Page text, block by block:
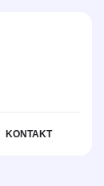
KONTAKT